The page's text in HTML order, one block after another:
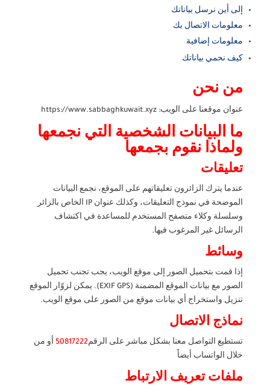
إلى أين نرسل بياناتك
معلومات الاتصال بك
معلومات إضافية
كيف نحمي بياناتك
من نحن
عنوان موقعنا على الويب: https://www.sabbaghkuwait.xyz
ما البيانات الشخصية التي نجمعها
ولماذا نقوم بجمعها
تعليقات
عندما يترك الزائرون تعليقاتهم على الموقع، نجمع البيانات
الموضحة في نموذج التعليقات، وكذلك عنوان IP الخاص بالزائر
وسلسلة وكلاء متصفح المستخدم للمساعدة في اكتشاف
الرسائل غير المرغوب فيها.
وسائط
إذا قمت بتحميل الصور إلى موقع الويب، يجب تجنب تحميل
الصور مع بيانات الموقع المضمنة (EXIF GPS). يمكن لزوّار الموقع
تنزيل واستخراج أي بيانات موقع من الصور على موقع الويب.
نماذج الاتصال
تستطيع التواصل معنا بشكل مباشر على الرقم50817222 أو من
خلال الواتساب أيضاً
ملفات تعريف الارتباط